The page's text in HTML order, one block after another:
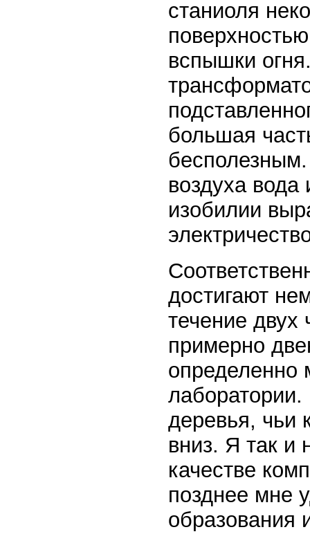
станиоля
вспышки
большая
воздуха вода
изобилии
достигают
течение двух
примерно
определенно
лаборатории.
деревья, чьи
вниз. Я так и
качестве
позднее мне
образования